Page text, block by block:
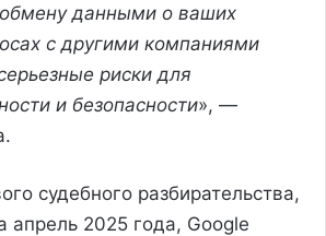
данными о ваших
с другими компаниями
риски для
и безопасности», —
судебного разбирательства,
апрель 2025 года, Google